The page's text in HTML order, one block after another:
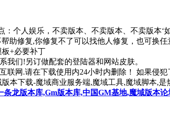
个人娱乐，不卖版本、不卖版本、不卖版本‘
助修复,你修复不了可以找他人修复，也可换
+必要补丁
我们!另订做配套的登陆器和网站皮肤。
联网.请在下载使用内24小时内删除！ 如果侵犯
本下载-魔域商业服务端,魔域工具,魔域脚本,
条龙版本库,Gm版本库,中国GM基地,魔域版本